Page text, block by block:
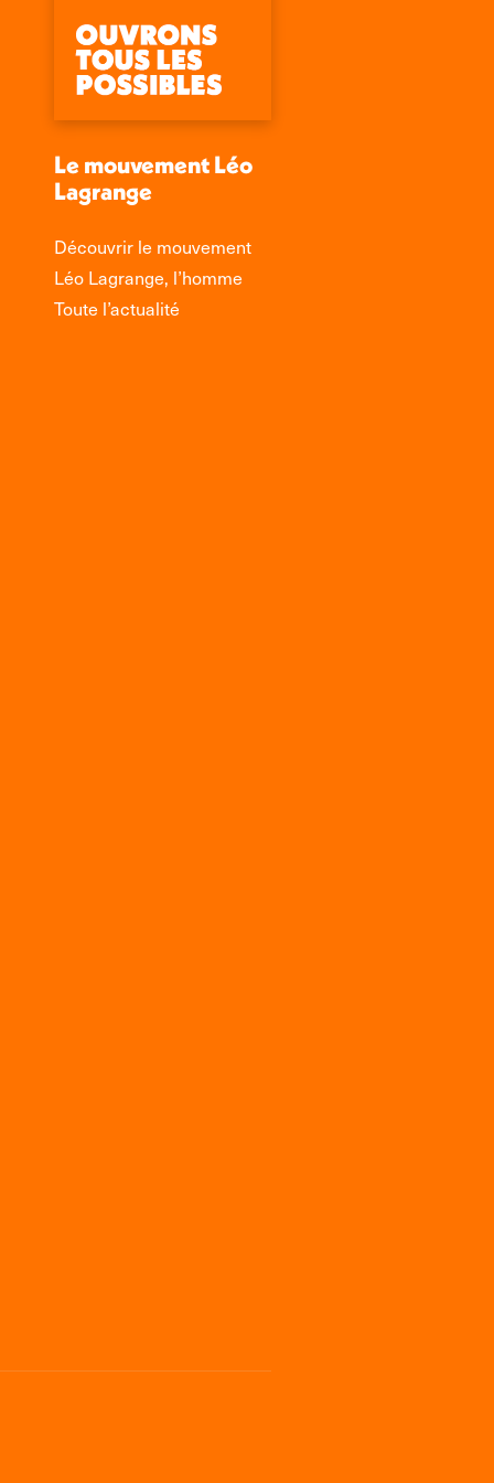
Le mouvement Léo
Lagrange
Découvrir le mouvement
Léo Lagrange, l’homme
Toute l’actualité